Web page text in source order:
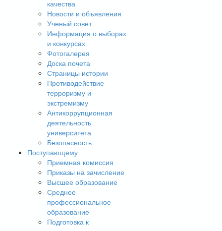
качества
Новости и объявления
Ученый совет
Информация о выборах
и конкурсах
Фотогалерея
Доска почета
Страницы истории
Противодействие
терроризму и
экстремизму
Антикоррупционная
деятельность
университета
Безопасность
Поступающему
Приемная комиссия
Приказы на зачисление
Высшее образование
Среднее
профессиональное
образование
Подготовка к